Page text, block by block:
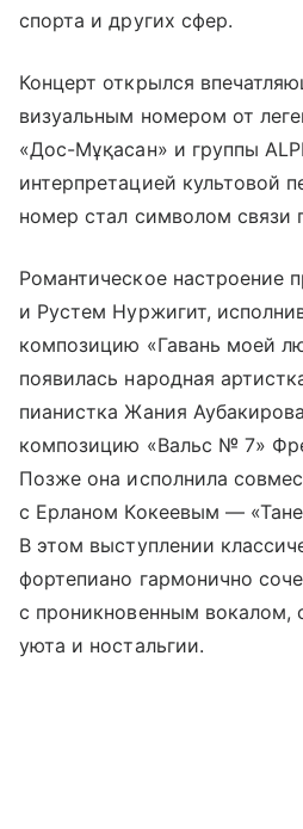
спорта и других сфер.
Концерт открылся
визуальным номером от
«Дос-Мұқасан» и группы
интерпретацией культовой
номер стал символом связи
Романтическое настроение
и Рустем Нуржигит,
композицию «Гавань моей
появилась народная
пианистка Жания
композицию «Вальс № 7»
Позже она исполнила
с Ерланом Кокеевым —
В этом выступлении
фортепиано гармонично
с проникновенным вокалом,
уюта и ностальгии.